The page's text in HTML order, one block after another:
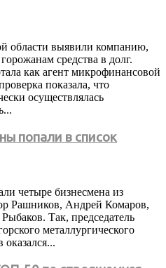
области выявили компанию,
средства в долг.
как агент микрофинансовой
показала, что
осуществлялась
попали в список
четыре бизнесмена из
Рашников, Андрей Комаров,
Так, председатель
металлургического